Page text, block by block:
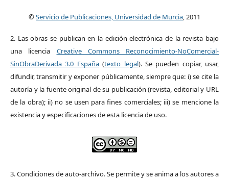
©Servicio de Publicaciones, Universidad de Murcia, 2011
2. Las obras se publican en la edición electrónica de la revista bajo
una licencia Creative Commons Reconocimiento-NoComercial-
SinObraDerivada 3.0 España(texto legal). Se pueden copiar, usar,
difundir, transmitir y exponer públicamente, siempre que: i) se cite la
autoría y la fuente original de su publicación (revista, editorial y URL
de la obra); ii) no se usen para fines comerciales; iii) se mencione la
existencia y especificaciones de esta licencia de uso.
3. Condiciones de auto-archivo. Se permite y se anima a los autores a